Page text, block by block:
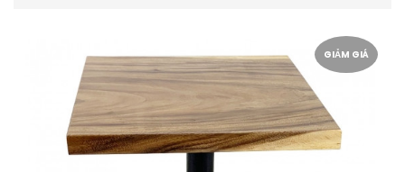
GIẢM GIÁ